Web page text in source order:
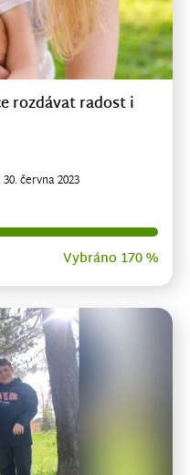
rozdávat radost i
června 2023
Vybráno 170 %